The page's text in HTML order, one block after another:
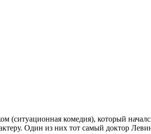
(ситуационная комедия), который
Один из них тот самый доктор